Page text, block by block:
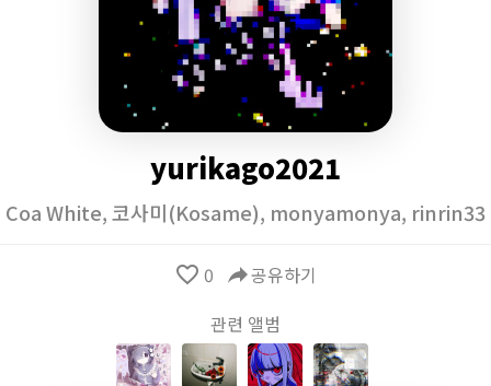
yurikago2021
Coa White,코사미(Kosame), monyamonya, rinrin33
favorite_border 0 reply공유하기
관련 앨범